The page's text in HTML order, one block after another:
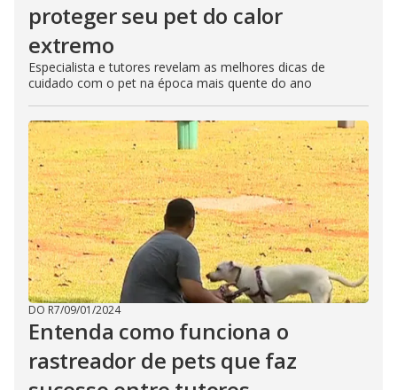
proteger seu pet do calor
extremo
Especialista e tutores revelam as melhores dicas de
cuidado com o pet na época mais quente do ano
DO R7/09/01/2024
Entenda como funciona o
rastreador de pets que faz